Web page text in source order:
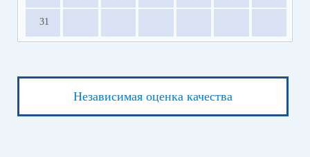
31
Независимая оценка качества